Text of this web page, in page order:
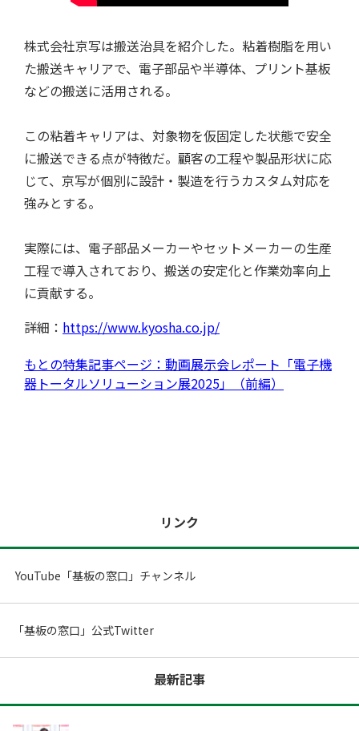
特集記事
取材予定
株式会社京写は搬送治具を紹介した。粘着樹脂を用い
た搬送キャリアで、電子部品や半導体、プリント基板
などの搬送に活用される。
この粘着キャリアは、対象物を仮固定した状態で安全
に搬送できる点が特徴だ。顧客の工程や製品形状に応
じて、京写が個別に設計・製造を行うカスタム対応を
強みとする。
実際には、電子部品メーカーやセットメーカーの生産
工程で導入されており、搬送の安定化と作業効率向上
に貢献する。
詳細： https://www.kyosha.co.jp/
もとの特集記事ページ：動画展示会レポート「電子機
器トータルソリューション展2025」（前編）
リンク
YouTube「基板の窓口」チャンネル
「基板の窓口」公式Twitter
最新記事